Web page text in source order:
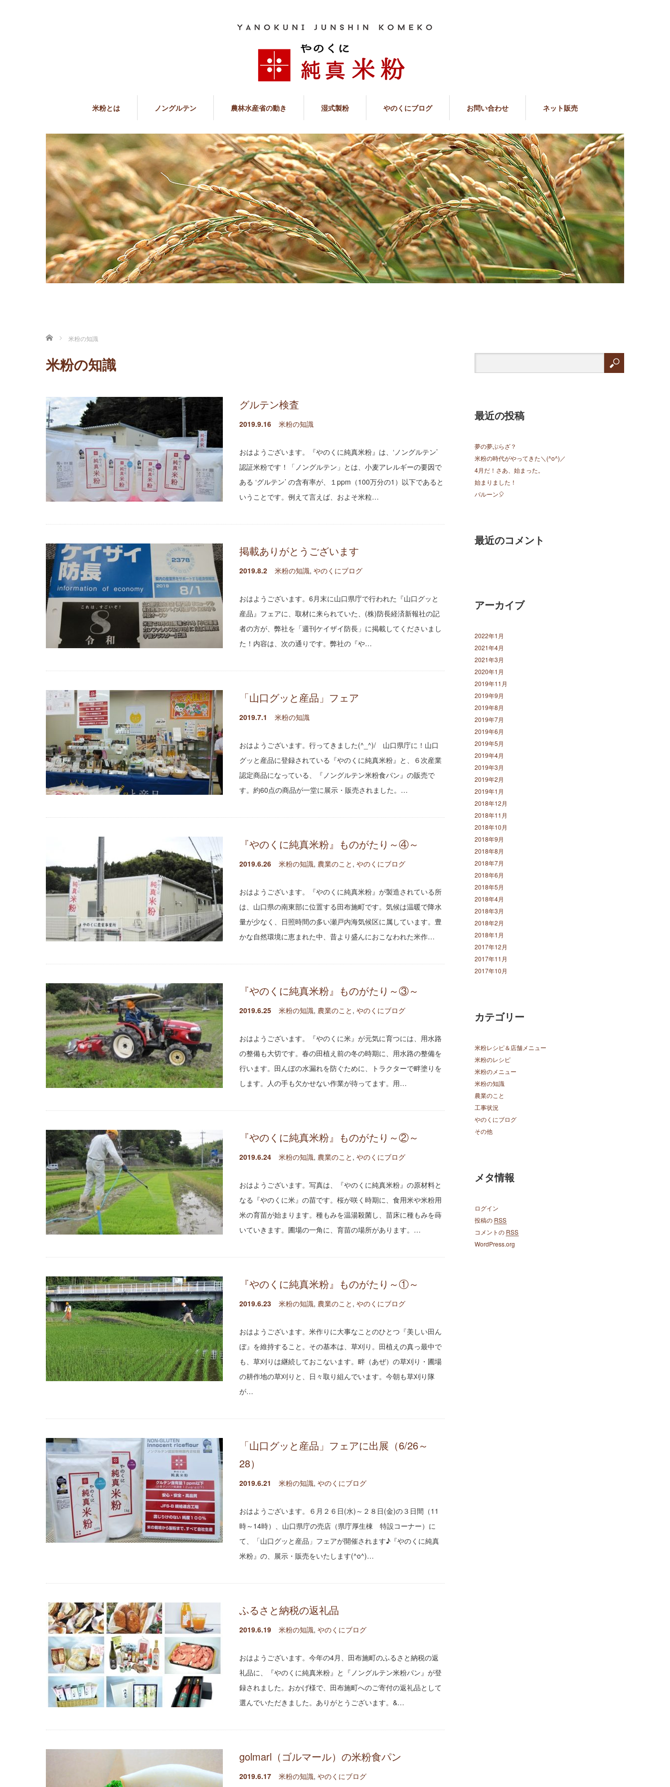
米粉とは ノングルテン 農林水産省の動き 湿式製粉 やのくにブログ お問い合わせ ネット販売
ホーム 米粉の知識
米粉の知識
グルテン検査
2019.9.16 米粉の知識
おはようございます。『やのくに純真米粉』は、‘ノングルテン’
認証米粉です！「ノングルテン」とは、小麦アレルギーの要因で
ある ‘グルテン’ の含有率が、１ppm（100万分の1）以下であると
いうことです。例えて言えば、およそ米粒…
掲載ありがとうございます
2019.8.2 米粉の知識, やのくにブログ
おはようございます。6月末に山口県庁で行われた『山口グッと
産品』フェアに、取材に来られていた、(株)防長経済新報社の記
者の方が、弊社を「週刊ケイザイ防長」に掲載してくださいまし
た！内容は、次の通りです。弊社の『や…
「山口グッと産品」フェア
2019.7.1 米粉の知識
おはようございます。行ってきました(^_^)/ 山口県庁に！山口
グッと産品に登録されている『やのくに純真米粉』と、６次産業
認定商品になっている、『ノングルテン米粉食パン』の販売で
す。約60点の商品が一堂に展示・販売されました。…
『やのくに純真米粉』ものがたり～④～
2019.6.26 米粉の知識, 農業のこと , やのくにブログ
おはようございます。『やのくに純真米粉』が製造されている所
は、山口県の南東部に位置する田布施町です。気候は温暖で降水
量が少なく、日照時間の多い瀬戸内海気候区に属しています。豊
かな自然環境に恵まれた中、昔より盛んにおこなわれた米作…
『やのくに純真米粉』ものがたり～③～
2019.6.25 米粉の知識, 農業のこと , やのくにブログ
おはようございます。『やのくに米』が元気に育つには、用水路
の整備も大切です。春の田植え前の冬の時期に、用水路の整備を
行います。田んぼの水漏れを防ぐために、トラクターで畔塗りを
します。人の手も欠かせない作業が待ってます。用…
『やのくに純真米粉』ものがたり～②～
2019.6.24 米粉の知識, 農業のこと , やのくにブログ
おはようございます。写真は、『やのくに純真米粉』の原材料と
なる『やのくに米』の苗です。桜が咲く時期に、食用米や米粉用
米の育苗が始まります。種もみを温湯殺菌し、苗床に種もみを蒔
いていきます。圃場の一角に、育苗の場所があります。…
『やのくに純真米粉』ものがたり～①～
2019.6.23 米粉の知識, 農業のこと , やのくにブログ
おはようございます。米作りに大事なことのひとつ『美しい田ん
ぼ』を維持すること。その基本は、草刈り。田植えの真っ最中で
も、草刈りは継続しておこないます。畔（あぜ）の草刈り・圃場
の耕作地の草刈りと、日々取り組んでいます。今朝も草刈り隊
が…
「山口グッと産品」フェアに出展（6/26～
28）
2019.6.21 米粉の知識, やのくにブログ
おはようございます。６月２６日(水)～２８日(金)の３日間（11
時～14時）、山口県庁の売店（県庁厚生棟 特設コーナー）に
て、「山口グッと産品」フェアが開催されます♪『やのくに純真
米粉』の、展示・販売をいたします(^o^)…
ふるさと納税の返礼品
2019.6.19 米粉の知識, やのくにブログ
おはようございます。今年の4月、田布施町のふるさと納税の返
礼品に、『やのくに純真米粉』と『ノングルテン米粉パン』が登
録されました。おかげ様で、田布施町へのご寄付の返礼品として
選んでいただきました。ありがとうございます。&…
golmarl（ゴルマール）の米粉食パン
2019.6.17 米粉の知識, やのくにブログ
最近の投稿
夢の夢ぷらざ？
米粉の時代がやってきた＼(^o^)／
4月だ！さあ、始まった。
始まりました！
バルーン🎈
最近のコメント
アーカイブ
2022年1月
2021年4月
2021年3月
2020年1月
2019年11月
2019年9月
2019年8月
2019年7月
2019年6月
2019年5月
2019年4月
2019年3月
2019年2月
2019年1月
2018年12月
2018年11月
2018年10月
2018年9月
2018年8月
2018年7月
2018年6月
2018年5月
2018年4月
2018年3月
2018年2月
2018年1月
2017年12月
2017年11月
2017年10月
カテゴリー
米粉レシピ＆店舗メニュー
米粉のレシピ
米粉のメニュー
米粉の知識
農業のこと
工事状況
やのくにブログ
その他
メタ情報
ログイン
投稿の RSS
コメントの RSS
WordPress.org